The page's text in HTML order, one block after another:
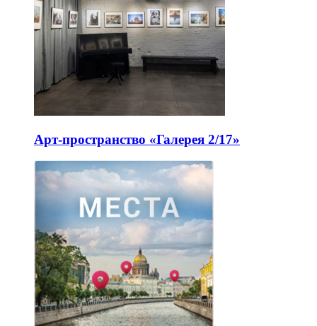
Арт-пространство «Галерея 2/17»